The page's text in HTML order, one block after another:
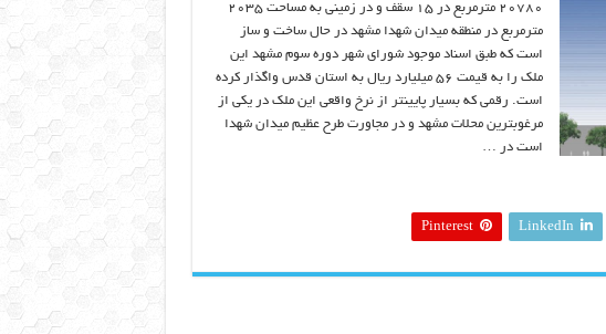
۲۰۷۸۰ مترمربع در ۱۵ سقف و در زمینی به مساحت ۲۰۳۵
مترمربع در منطقه میدان شهدا مشهد در حال ساخت و ساز
است که طبق اسناد موجود شورای شهر دوره سوم مشهد این
ملک را به قیمت ۵۶ میلیارد ریال به استان قدس واگذار کرده
است. رقمی که بسیار پایینتر از نرخ واقعی این ملک در یکی از
مرغوبترین محلات مشهد و در مجاورت طرح عظیم میدان شهدا
است در …
LinkedIn
Pinterest